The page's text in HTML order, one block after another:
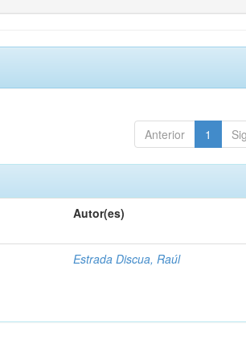
Anterior 1
Autor(es)
Estrada Discua, Raúl